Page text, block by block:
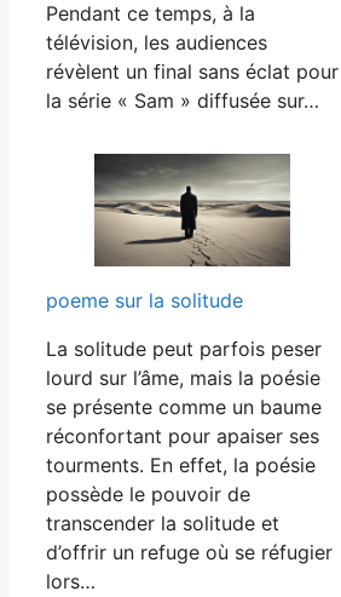
Pendant ce temps, à la
télévision, les audiences
révèlent un final sans éclat pour
la série « Sam » diffusée sur…
poeme sur la solitude
La solitude peut parfois peser
lourd sur l’âme, mais la poésie
se présente comme un baume
réconfortant pour apaiser ses
tourments. En effet, la poésie
possède le pouvoir de
transcender la solitude et
d’offrir un refuge où se réfugier
lors…